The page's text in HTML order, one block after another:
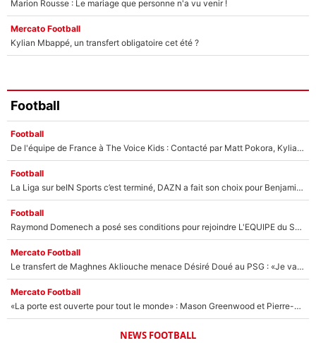
Marion Rousse : Le mariage que personne n'a vu venir !
Mercato Football
Kylian Mbappé, un transfert obligatoire cet été ?
Football
Football
De l'équipe de France à The Voice Kids : Contacté par Matt Pokora, Kylian Mbappé a accepté de jouer un rôle inédit sur TF1 !
Football
La Liga sur beIN Sports c’est terminé, DAZN a fait son choix pour Benjamin Da Silva et Omar Da Fonseca !
Football
Raymond Domenech a posé ses conditions pour rejoindre L'EQUIPE du Soir : Il refuse de faire l'émission avec un autre chroniqueur !
Mercato Football
Le transfert de Maghnes Akliouche menace Désiré Doué au PSG : «Je valide à 200%»
Mercato Football
«La porte est ouverte pour tout le monde» : Mason Greenwood et Pierre-Emerick Aubameyang ont quitté l'OM, Amine Gouiri balance sur la suite du mercato et sur la réaction du vestiaire !
NEWS FOOTBALL